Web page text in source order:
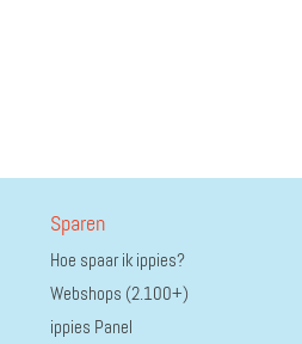
Sparen
Hoe spaar ik ippies?
Webshops (2.100+)
ippies Panel